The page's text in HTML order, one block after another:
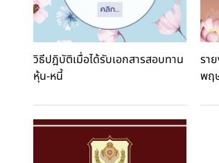
วิธีปฎิบัติเมื่อได้รับเอกสารสอบทาน
หุ้น-หนี้
รา
พฤ